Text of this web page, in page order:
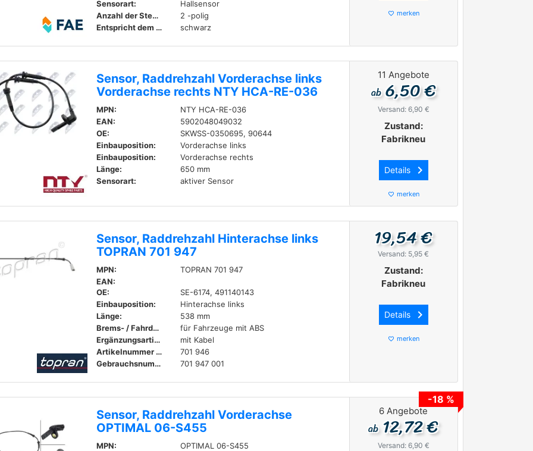
Sensorart:
Hallsensor
Anzahl der Steckkontakte:
2 -polig
Entspricht dem Originalteil in Farbe:
schwarz
favorite_border merken
Sensor, Raddrehzahl Vorderachse links
Vorderachse rechts NTY HCA-RE-036
MPN:
NTY HCA-RE-036
EAN:
5902048049032
OE:
SKWSS-0350695, 90644
Einbauposition:
Vorderachse links
Einbauposition:
Vorderachse rechts
Länge:
650 mm
Sensorart:
aktiver Sensor
11 Angebote
ab6,50 €
Versand: 6,90 €
Zustand:
Fabrikneu
Details keyboard_arrow_right
favorite_border merken
Sensor, Raddrehzahl Hinterachse links
TOPRAN 701 947
MPN:
TOPRAN 701 947
EAN:
OE:
SE-6174, 491140143
Einbauposition:
Hinterachse links
Länge:
538 mm
Brems- / Fahrdynamik:
für Fahrzeuge mit ABS
Ergänzungsartikel / Ergänzende Info 2:
mit Kabel
Artikelnummer zum Gegenstück:
701 946
Gebrauchsnummer:
701 947 001
19,54 €
Versand: 5,95 €
Zustand:
Fabrikneu
Details keyboard_arrow_right
favorite_border merken
Sensor, Raddrehzahl Vorderachse
OPTIMAL 06-S455
MPN:
OPTIMAL 06-S455
-18 %
6 Angebote
ab12,72 €
Versand: 6,90 €